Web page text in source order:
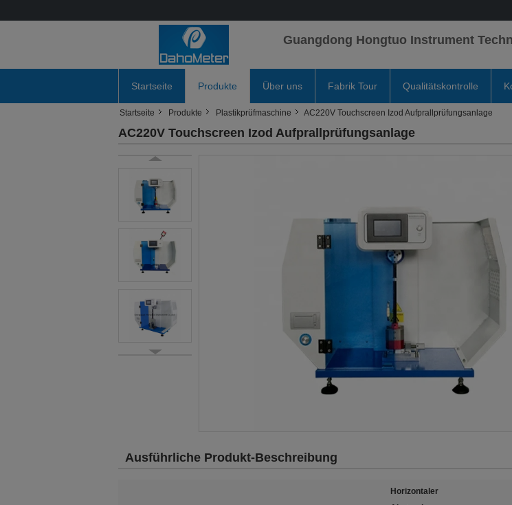
Guangdong Hongtuo Instrument
Startseite Produkte Über uns Fabrik Tour Qualitätskontrolle
Startseite Produkte Plastikprüfmaschine AC220V Touchscreen Izod Aufprallprüfungsanlage
AC220V Touchscreen Izod Aufprallprüfungsanlage
Ausführliche Produkt-Beschreibung
Horizontaler